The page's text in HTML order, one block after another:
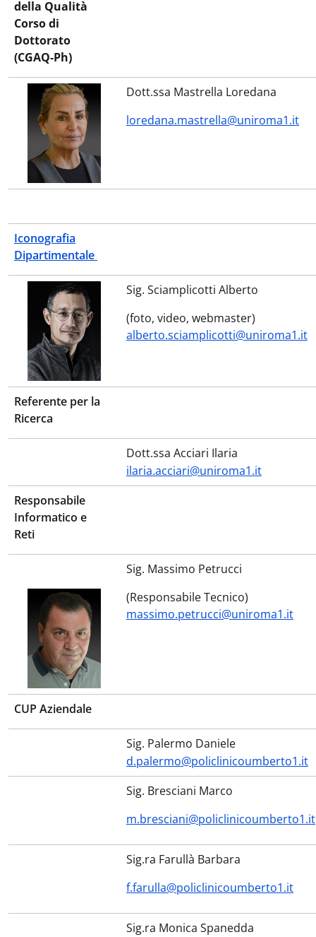
della Qualità
Corso di
Dottorato
(CGAQ-Ph)
Dott.ssa Mastrella Loredana
loredana.mastrella@uniroma1.it
Iconografia
Dipartimentale
Sig. Sciamplicotti Alberto
(foto, video, webmaster)
alberto.sciamplicotti@uniroma1.it
Referente per la
Ricerca
Dott.ssa Acciari Ilaria
ilaria.acciari@uniroma1.it
Responsabile
Informatico e
Reti
Sig. Massimo Petrucci
(Responsabile Tecnico)
massimo.petrucci@uniroma1.it
CUP Aziendale
Sig. Palermo Daniele
d.palermo@policlinicoumberto1.it
Sig. Bresciani Marco
m.bresciani@policlinicoumberto1.it
Sig.ra Farullà Barbara
f.farulla@policlinicoumberto1.it
Sig.ra Monica Spanedda